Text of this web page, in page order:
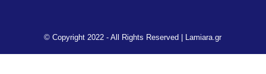
© Copyright 2022 - All Rights Reserved | Lamiara.gr